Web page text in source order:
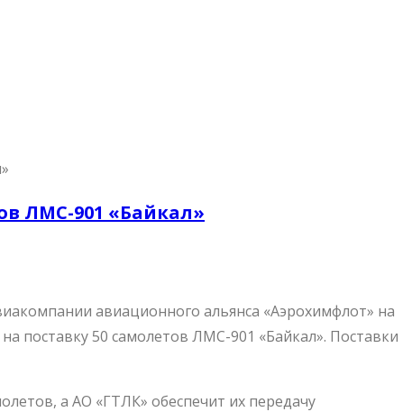
ЛМС-901 «Байкал»
авиационного альянса «Аэрохимфлот» на
поставку 50 самолетов ЛМС-901 «Байкал». Поставки
а АО «ГТЛК» обеспечит их передачу